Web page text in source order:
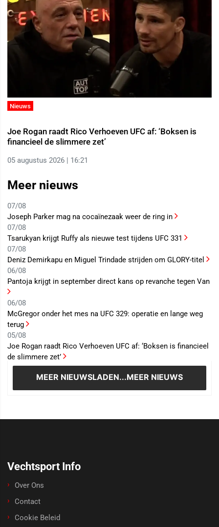
Nieuws
Joe Rogan raadt Rico Verhoeven UFC af: ‘Boksen is
financieel de slimmere zet’
05 augustus 2026 | 16:21
Meer nieuws
07/08
Joseph Parker mag na cocaïnezaak weer de ring in
07/08
Tsarukyan krijgt Ruffy als nieuwe test tijdens UFC 331
07/08
Deniz Demirkapu en Miguel Trindade strijden om GLORY-titel
06/08
Pantoja krijgt in september direct kans op revanche tegen Van
06/08
McGregor onder het mes na UFC 329: operatie en lange weg
terug
05/08
Joe Rogan raadt Rico Verhoeven UFC af: ‘Boksen is financieel
de slimmere zet’
MEER NIEUWSLADEN...MEER NIEUWS
Vechtsport Info
Over Ons
Contact
Cookie Beleid